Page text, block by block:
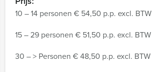
10 – 14 personen € 54,50 p.p. excl. BTW
15 – 29 personen € 51,50 p.p. excl. BTW
30 – > Personen € 48,50 p.p. excl. BTW